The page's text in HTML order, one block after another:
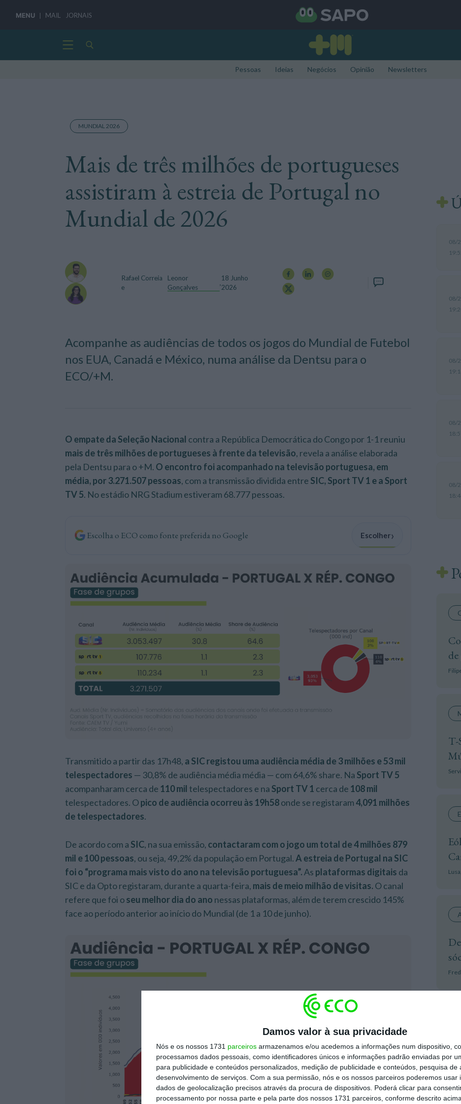
Damos valor à sua privacidade
Nós e os nossos 1731 parceiros armazenamos e/ou acedemos a informações num dispositivo,
processamos dados pessoais, como identificadores únicos e informações padrão enviadas por
para publicidade e conteúdos personalizados, medição de publicidade e conteúdos, pesquisa de
desenvolvimento de serviços. Com a sua permissão, nós e os nossos parceiros poderemos usar
dados de geolocalização precisos através da procura de dispositivos. Poderá clicar para
processamento por nossa parte e pela parte dos nossos 1731 parceiros, conforme descrito
MENU MAIL JORNAIS
Pessoas Ideias Negócios Opinião Newsletters
MUNDIAL 2026
Mais de três milhões de portugueses
assistiram à estreia de Portugal no
Mundial de 2026
Rafael Correia
e
Leonor
Gonçalves
,
18 Junho
2026
Acompanhe as audiências de todos os jogos do Mundial de Futebol
nos EUA, Canadá e México, numa análise da Dentsu para o
ECO/+M.
O empate da Seleção Nacional contra a República Democrática do Congo por 1-1 reuniu
mais de três milhões de portugueses à frente da televisão, revela a análise elaborada
pela Dentsu para o +M. O encontro foi acompanhado na televisão portuguesa, em
média, por 3.271.507 pessoas, com a transmissão dividida entre SIC, Sport TV 1 e a Sport
TV 5. No estádio NRG Stadium estiveram 68.777 pessoas.
Escolha o ECO como fonte preferida no Google Escolher›
Transmitido a partir das 17h48, a SIC registou uma audiência média de 3 milhões e 53 mil
telespectadores — 30,8% de audiência média média — com 64,6% share. Na Sport TV 5
acompanharam cerca de 110 mil telespectadores e na Sport TV 1 cerca de 108 mil
telespectadores. Opico de audiência ocorreu às 19h58onde se registaram 4,091 milhões
de telespectadores.
De acordo com a SIC, na sua emissão, contactaram com o jogo um total de 4 milhões 879
mil e 100 pessoas, ou seja, 49,2% da população em Portugal.A estreia de Portugal na SIC
foi o “programa mais visto do ano na televisão portuguesa”. As plataformas digitais da
SIC e da Opto registaram, durante a quarta-feira, mais de meio milhão de visitas. O canal
refere que foi oseu melhor dia do ano nessas plataformas, além de terem crescido 145%
face ao período anterior ao início do Mundial (de 1 a 10 de junho).
08/
08/
08/
08/
08/
T-
Lusa,